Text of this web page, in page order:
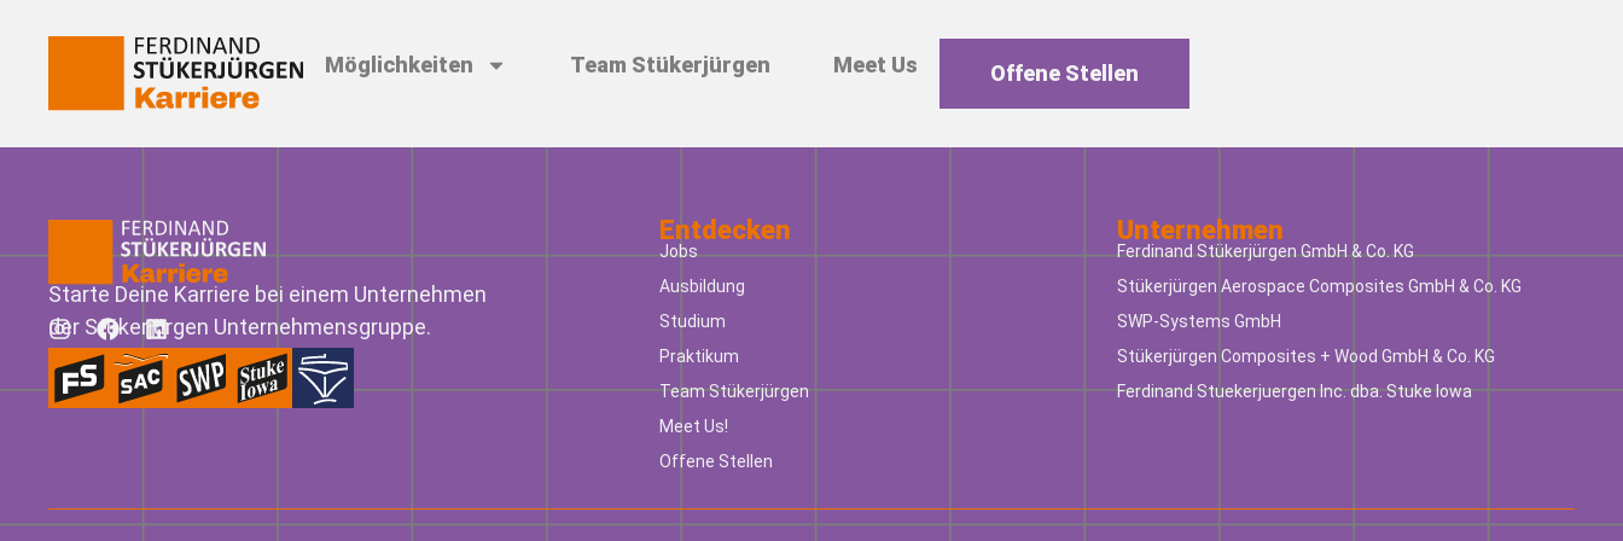
Möglichkeiten Team Stükerjürgen Meet Us Offene Stellen
Starte Deine Karriere bei einem Unternehmen
der Stükerjürgen Unternehmensgruppe.
Entdecken
Jobs
Ausbildung
Studium
Praktikum
Team Stükerjürgen
Meet Us!
Offene Stellen
Unternehmen
Ferdinand Stükerjürgen GmbH & Co. KG
Stükerjürgen Aerospace Composites GmbH & Co. KG
SWP-Systems GmbH
Stükerjürgen Composites + Wood GmbH & Co. KG
Ferdinand Stuekerjuergen Inc. dba. Stuke Iowa